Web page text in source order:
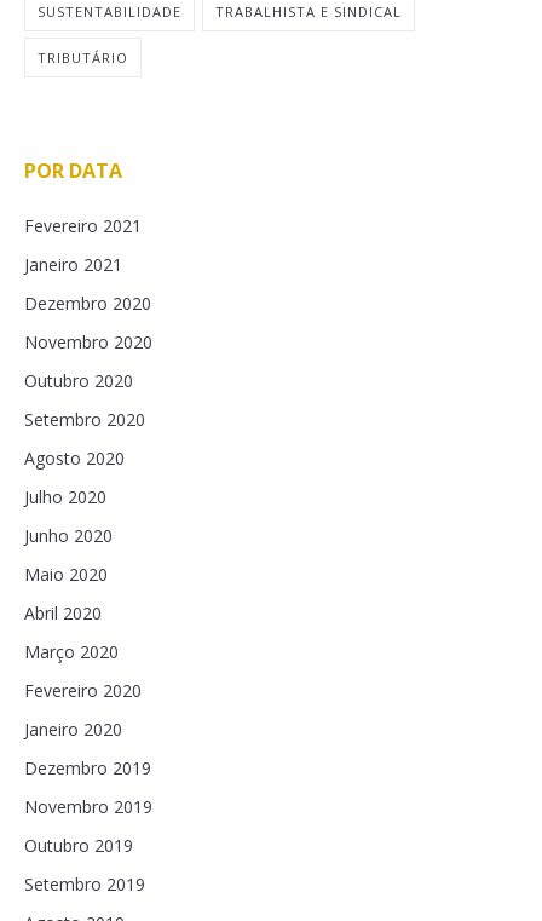
SUSTENTABILIDADE TRABALHISTA E SINDICAL
TRIBUTÁRIO
POR DATA
Fevereiro 2021
Janeiro 2021
Dezembro 2020
Novembro 2020
Outubro 2020
Setembro 2020
Agosto 2020
Julho 2020
Junho 2020
Maio 2020
Abril 2020
Março 2020
Fevereiro 2020
Janeiro 2020
Dezembro 2019
Novembro 2019
Outubro 2019
Setembro 2019